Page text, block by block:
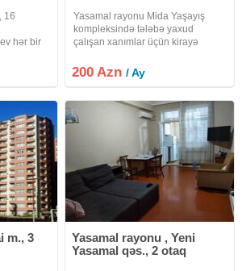
16
hər bir
Yasamal rayonu Mida Yaşayış
kompleksində tələbə yaxud
çalışan xanımlar üçün kirayə
sakitliyə riayət etməkdi.Bu
mütləqdi.Ödənişə kommullar-wifi,
daxildir.Binanın
200 Azn/ Ay
m., 3
Yasamal rayonu , Yeni
Yasamal qəs., 2 otaq